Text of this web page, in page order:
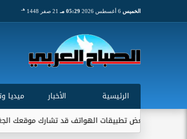
الخميس 05:29 مـ 21 صفر 1448 هـ
الرئيسية الأخبار ميديا
بعض تطبيقات الهواتف قد تشارك موقعك الجغرافي مع